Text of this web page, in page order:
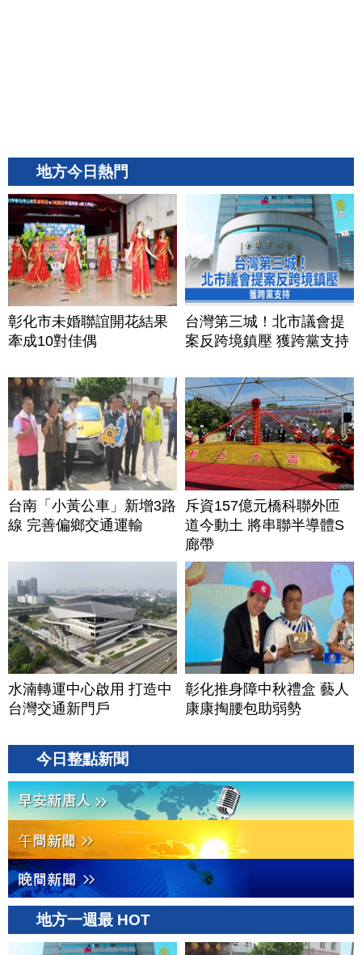
地方今日熱門
彰化市未婚聯誼開花結果
牽成10對佳偶
台灣第三城！北市議會提
案反跨境鎮壓 獲跨黨支持
台南「小黃公車」新增3路
線 完善偏鄉交通運輸
斥資157億元橋科聯外匝
道今動土 將串聯半導體S
廊帶
水湳轉運中心啟用 打造中
台灣交通新門戶
彰化推身障中秋禮盒 藝人
康康掏腰包助弱勢
今日整點新聞
地方一週最 HOT